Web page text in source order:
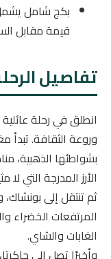
بكج شامل
قيمة مقابل
تفاصيل
انطلق في رحلة
وروعة الثقافة. تبدأ
بشواطئها الذهبية،
الأرز المدرجة التي لا
ثم تنتقل إلى بونشاك،
المرتفعات الخضراء
الغابات والشاي.